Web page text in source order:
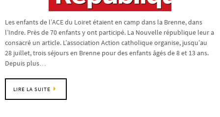
Les enfants de l’ACE du Loiret étaient en camp dans la Brenne, dans
l’Indre. Près de 70 enfants y ont participé. La Nouvelle république leur a
consacré un article. L’association Action catholique organise, jusqu’au
28 juillet, trois séjours en Brenne pour des enfants âgés de 8 et 13 ans.
Depuis plus…
LIRE LA SUITE